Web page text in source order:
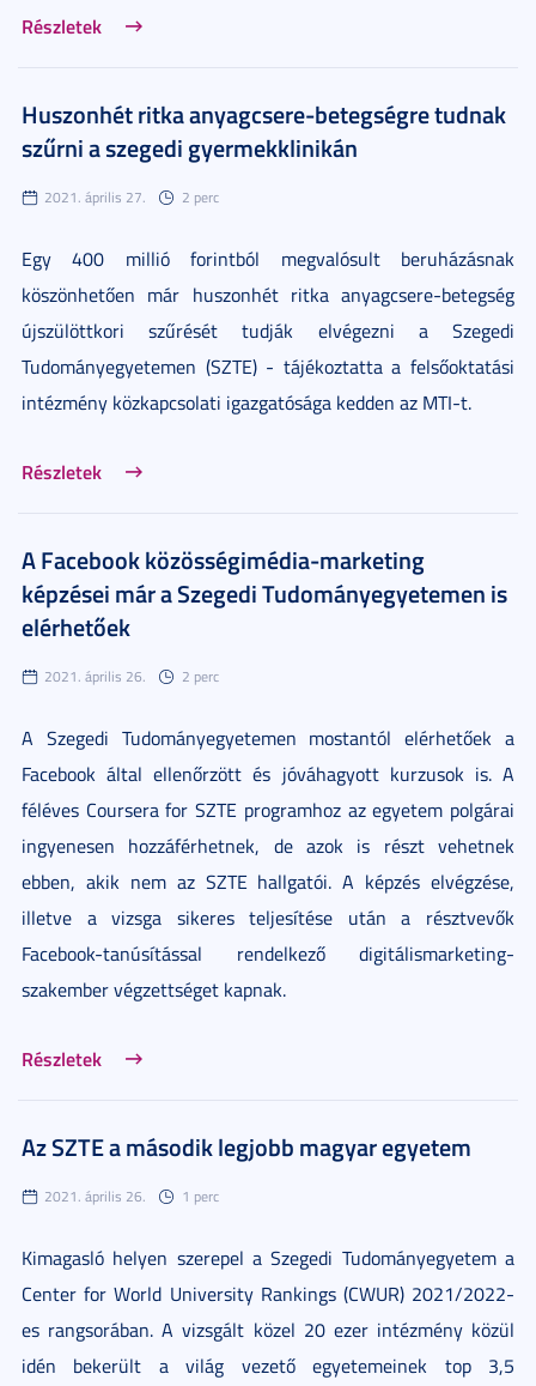
Részletek
Huszonhét ritka anyagcsere-betegségre tudnak
szűrni a szegedi gyermekklinikán
2021. április 27. 2 perc
Egy 400 millió forintból megvalósult beruházásnak
köszönhetően már huszonhét ritka anyagcsere-betegség
újszülöttkori szűrését tudják elvégezni a Szegedi
Tudományegyetemen (SZTE) - tájékoztatta a felsőoktatási
intézmény közkapcsolati igazgatósága kedden az MTI-t.
Részletek
A Facebook közösségimédia-marketing
képzései már a Szegedi Tudományegyetemen is
elérhetőek
2021. április 26. 2 perc
A Szegedi Tudományegyetemen mostantól elérhetőek a
Facebook által ellenőrzött és jóváhagyott kurzusok is. A
féléves Coursera for SZTE programhoz az egyetem polgárai
ingyenesen hozzáférhetnek, de azok is részt vehetnek
ebben, akik nem az SZTE hallgatói. A képzés elvégzése,
illetve a vizsga sikeres teljesítése után a résztvevők
Facebook-tanúsítással rendelkező digitálismarketing-
szakember végzettséget kapnak.
Részletek
Az SZTE a második legjobb magyar egyetem
2021. április 26. 1 perc
Kimagasló helyen szerepel a Szegedi Tudományegyetem a
Center for World University Rankings (CWUR) 2021/2022-
es rangsorában. A vizsgált közel 20 ezer intézmény közül
idén bekerült a világ vezető egyetemeinek top 3,5